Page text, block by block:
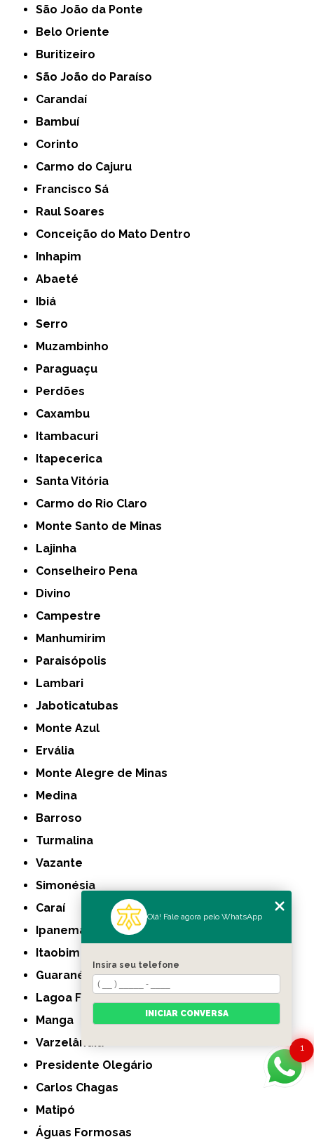
São João da Ponte
Belo Oriente
Buritizeiro
São João do Paraíso
Carandaí
Bambuí
Corinto
Carmo do Cajuru
Francisco Sá
Raul Soares
Conceição do Mato Dentro
Inhapim
Abaeté
Ibiá
Serro
Muzambinho
Paraguaçu
Perdões
Caxambu
Itambacuri
Itapecerica
Santa Vitória
Carmo do Rio Claro
Monte Santo de Minas
Lajinha
Conselheiro Pena
Divino
Campestre
Manhumirim
Paraisópolis
Lambari
Jaboticatubas
Monte Azul
Ervália
Monte Alegre de Minas
Medina
Barroso
Turmalina
Vazante
Simonésia
Caraí
Ipanema
Itaobim
Guaranésia
Lagoa Formosa
Manga
Varzelândia
Presidente Olegário
Carlos Chagas
Matipó
Águas Formosas
1
Olá! Fale agora pelo WhatsApp
Insira seu telefone
INICIAR CONVERSA